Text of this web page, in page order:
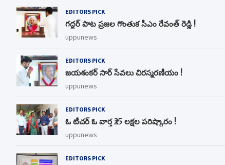
EDITORS PICK
గద్దర్ పాట ప్రజల గొంతుక సీఎం రేవంత్ రెడ్డి !
uppunews
EDITORS PICK
జయశంకర్ సార్ సేవలు చిరస్మరణీయం !
uppunews
EDITORS PICK
ఓ టీచర్ ఓ వార్త ₹25 లక్షల పరిష్కారం !
uppunews
EDITORS PICK